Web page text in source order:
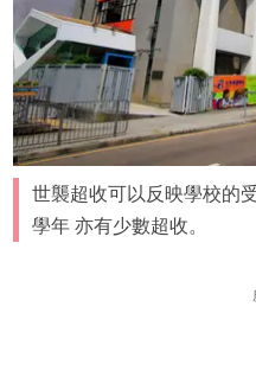
世襲超收可以反映學校的
學年 亦有少數超收。